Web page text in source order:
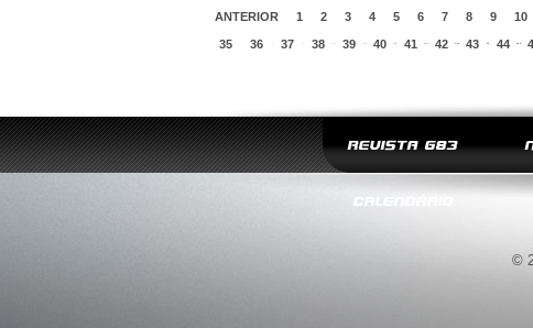
ANTERIOR 1 2 3 4 5 6 7 8 9 10
35 36 37 38 39 40 41 42 43 44
REVISTA G83
CALENDÁRIO
©